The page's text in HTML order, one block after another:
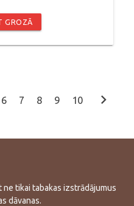
GROZĀ
6 7 8 9 10 chevron_right
tikai tabakas izstrādājumus
dāvanas.